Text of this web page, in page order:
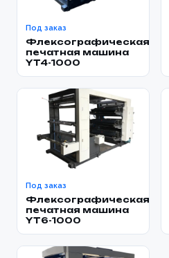
Под заказ
Флексографическая
печатная машина
YT4-1000
Под заказ
Флексографическая
печатная машина
YT6-1000